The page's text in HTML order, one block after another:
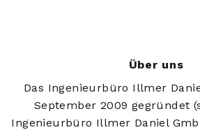
Über uns
Das Ingenieurbüro Illmer
September 2009 gegründet
Ingenieurbüro Illmer Daniel